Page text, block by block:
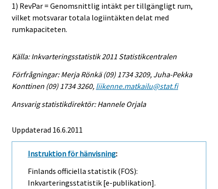
1) RevPar = Genomsnittlig intäkt per tillgängligt rum,
vilket motsvarar totala logiintäkten delat med
rumkapaciteten.
Källa: Inkvarteringsstatistik 2011 Statistikcentralen
Förfrågningar: Merja Rönkä (09) 1734 3209, Juha-Pekka
Konttinen (09) 1734 3260, liikenne.matkailu@stat.fi
Ansvarig statistikdirektör: Hannele Orjala
Uppdaterad 16.6.2011
Instruktion för hänvisning:
Finlands officiella statistik (FOS):
Inkvarteringsstatistik [e-publikation].